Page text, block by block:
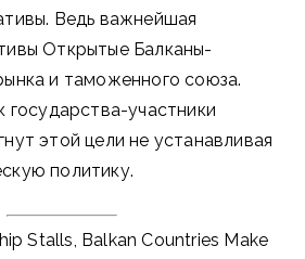
Ведь важнейшая
Открытые Балканы-
и таможенного союза.
государства-участники
этой цели не устанавливая
политику.
Stalls, Balkan Countries Make